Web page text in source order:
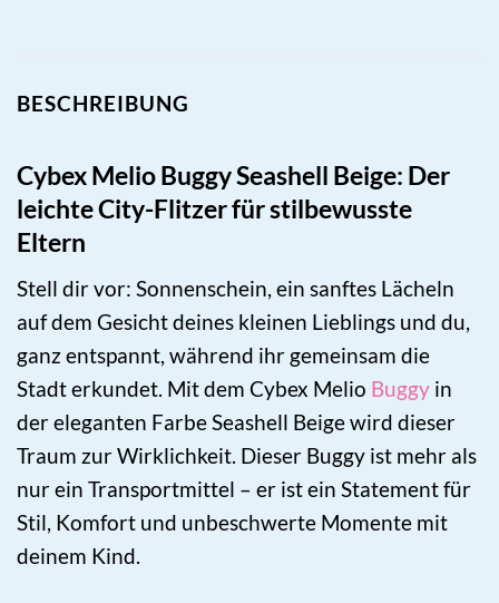
BESCHREIBUNG
Cybex Melio Buggy Seashell Beige: Der
leichte City-Flitzer für stilbewusste
Eltern
Stell dir vor: Sonnenschein, ein sanftes Lächeln
auf dem Gesicht deines kleinen Lieblings und du,
ganz entspannt, während ihr gemeinsam die
Stadt erkundet. Mit dem Cybex Melio Buggy in
der eleganten Farbe Seashell Beige wird dieser
Traum zur Wirklichkeit. Dieser Buggy ist mehr als
nur ein Transportmittel – er ist ein Statement für
Stil, Komfort und unbeschwerte Momente mit
deinem Kind.